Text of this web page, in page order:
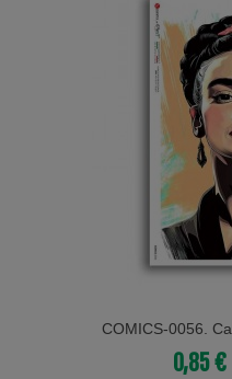
COMICS-0056.
0,85 €